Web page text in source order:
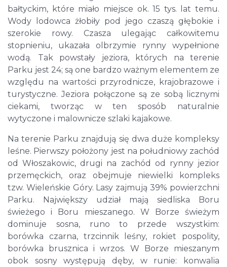
bałtyckim, które miało miejsce ok. 15 tys. lat temu.
Wody lodowca żłobiły pod jego czaszą głębokie i
szerokie rowy. Czasza ulegając całkowitemu
stopnieniu, ukazała olbrzymie rynny wypełnione
wodą. Tak powstały jeziora, których na terenie
Parku jest 24; są one bardzo ważnym elementem ze
względu na wartości przyrodnicze, krajobrazowe i
turystyczne. Jeziora połączone są ze sobą licznymi
ciekami, tworząc w ten sposób naturalnie
wytyczone i malownicze szlaki kajakowe.
Na terenie Parku znajdują się dwa duże kompleksy
leśne. Pierwszy położony jest na południowy zachód
od Włoszakowic, drugi na zachód od rynny jezior
przemęckich, oraz obejmuje niewielki kompleks
tzw. Wieleńskie Góry. Lasy zajmują 39% powierzchni
Parku. Największy udział mają siedliska Boru
świeżego i Boru mieszanego. W Borze świeżym
dominuje sosna, runo to przede wszystkim:
borówka czarna, trzcinnik leśny, rokiet pospolity,
borówka brusznica i wrzos. W Borze mieszanym
obok sosny występują dęby, w runie: konwalia